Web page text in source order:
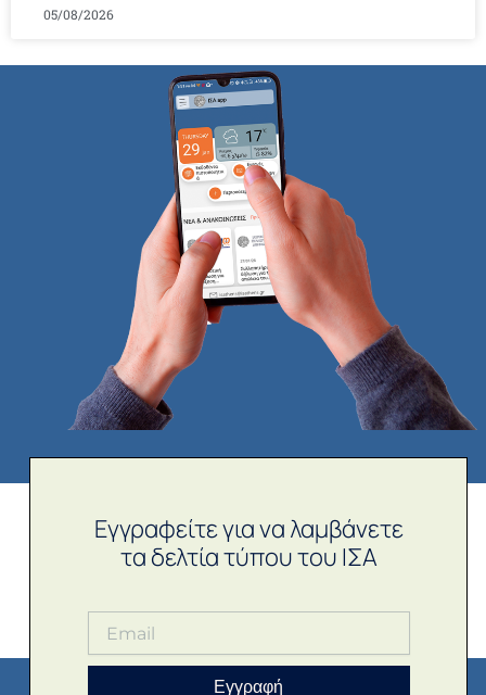
05/08/2026
Εγγραφείτε για να λαμβάνετε
τα δελτία τύπου του ΙΣΑ
Εγγραφή